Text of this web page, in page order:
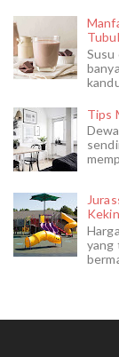
Susu
Tips
yang